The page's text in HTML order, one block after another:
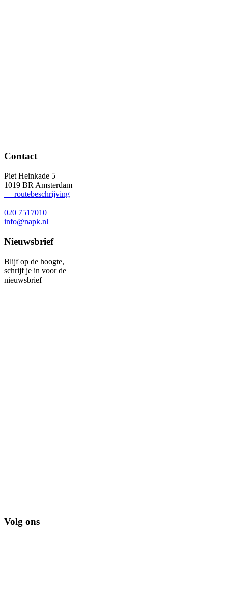
Contact
Piet Heinkade 5
1019 BR Amsterdam
— routebeschrijving
020 7517010
info@napk.nl
Nieuwsbrief
Blijf op de hoogte,
schrijf je in voor de
nieuwsbrief
Volg ons